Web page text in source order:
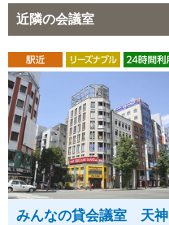
近隣の会議室
みんなの貸会議室 天神